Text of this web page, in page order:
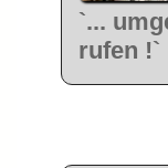
`...
rufen !`